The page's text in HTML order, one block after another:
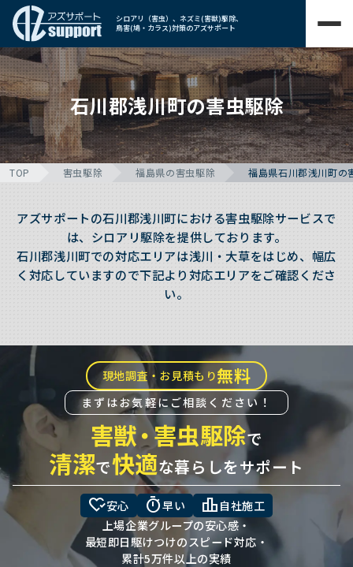
シロアリ（害虫）、ネズミ(害獣)駆除、
鳥害(鳩・カラス)対策のアズサポート
石川郡浅川町の害虫駆除
TOP 害虫駆除 福島県の害虫駆除 福島県石川郡浅川町の
アズサポートの石川郡浅川町における害虫駆除サービスで
は、シロアリ駆除を提供しております。
石川郡浅川町での対応エリアは浅川・大草をはじめ、幅広
く対応していますので下記より対応エリアをご確認くださ
い。
現地調査・お見積もり無料
まずはお気軽にご相談ください！
害獣・害虫駆除で
清潔で快適な暮らしをサポート
heart_check安心 timer早い leaderboard 自社施工
上場企業グループの安心感・
最短即日駆けつけのスピード対応・
累計5万件以上の実績